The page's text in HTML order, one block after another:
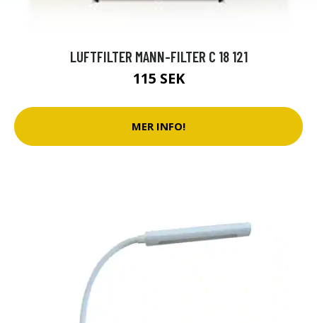
LUFTFILTER MANN-FILTER C 18 121
115 SEK
MER INFO!